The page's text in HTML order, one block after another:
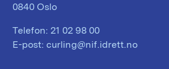
0840 Oslo
Telefon: 21 02 98 00
E-post: curling@nif.idrett.no